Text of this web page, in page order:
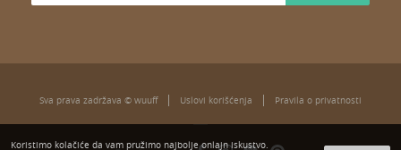
Sva prava zadržava © wuuff Uslovi korišćenja Pravila o privatnosti
Koristimo kolačiće da vam pružimo najbolje onlajn iskustvo.